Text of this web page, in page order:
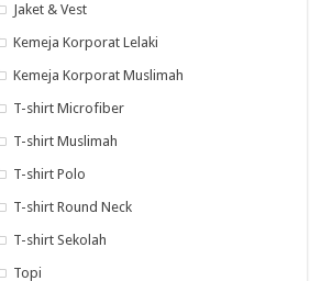
Jaket & Vest
Kemeja Korporat Lelaki
Kemeja Korporat Muslimah
T-shirt Microfiber
T-shirt Muslimah
T-shirt Polo
T-shirt Round Neck
T-shirt Sekolah
Topi